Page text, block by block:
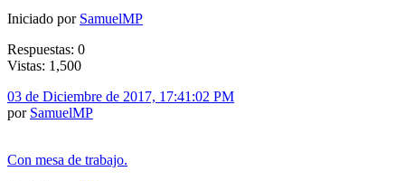
Iniciado por SamuelMP
Respuestas: 0
Vistas: 1,500
03 de Diciembre de 2017, 17:41:02 PM
por SamuelMP
Con mesa de trabajo.